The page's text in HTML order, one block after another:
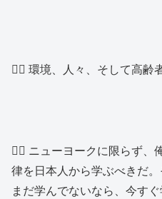
👱‍♂️ 環境、人々、そして高齢
👱‍♂️ ニューヨークに限らず
律を日本人から学ぶべきだ
まだ学んでないなら、今すぐ